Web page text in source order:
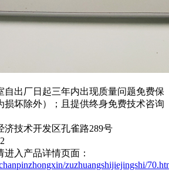
自出厂日起三年内出现质量问题免费保
损坏除外）；且提供终身免费技术咨询
济技术开发区孔雀路289号
入产品详情页面：
zuzhuangshijiejingshi/